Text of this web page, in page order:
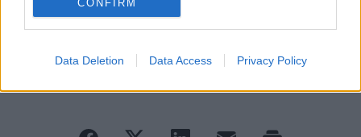
CONFIRM
Data Deletion Data Access Privacy Policy